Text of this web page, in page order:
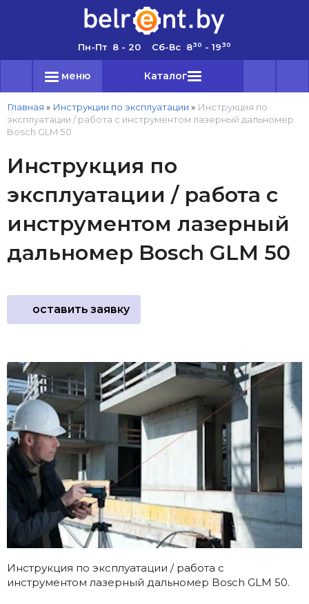
Пн-Пт 8 - 20 Сб-Вс 830 - 1930
меню Каталог
Главная » Инструкции по эксплуатации » Инструкция по
эксплуатации / работа с инструментом лазерный дальномер
Bosch GLM 50
Инструкция по
эксплуатации / работа с
инструментом лазерный
дальномер Bosch GLM 50
оставить заявку
Инструкция по эксплуатации / работа с
инструментом лазерный дальномер Bosch GLM 50.